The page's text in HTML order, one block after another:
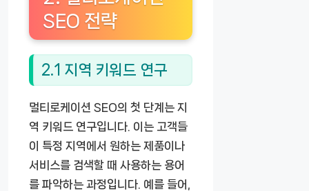
SEO 전략
2.1 지역 키워드 연구
멀티로케이션 SEO의 첫 단계는 지
역 키워드 연구입니다. 이는 고객들
이 특정 지역에서 원하는 제품이나
서비스를 검색할 때 사용하는 용어
를 파악하는 과정입니다. 예를 들어,